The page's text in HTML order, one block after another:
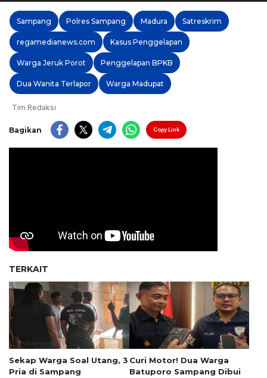
Sampang Polres Sampang Madura Satreskrim
regamedianews.com Kasus Penggelapan
Warga Jeruk Porot Penggelapan BPKB
Dua Wanita Terlapor Warga Madupat
Tim Redaksi
Bagikan Copy Link
TERKAIT
Sekap Warga Soal Utang, 3
Pria di Sampang
Curi Motor! Dua Warga
Batuporo Sampang Dibui